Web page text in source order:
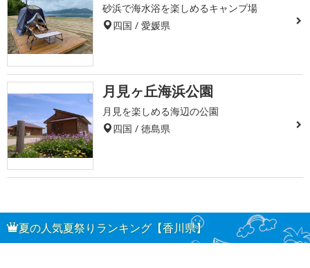
砂浜で海水浴を楽しめるキャンプ場
四国 / 愛媛県
月見ヶ丘海浜公園
月見を楽しめる海辺の公園
四国 / 徳島県
夏の人気夏祭りランキング【香川県】